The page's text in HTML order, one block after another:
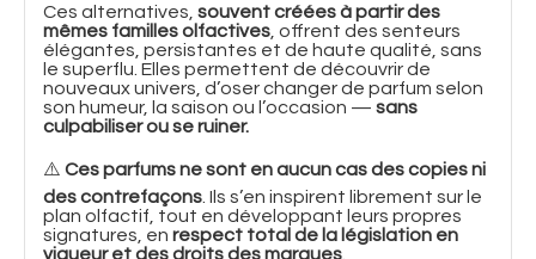
Ces alternatives, souvent créées à partir des
mêmes familles olfactives , offrent des senteurs
élégantes, persistantes et de haute qualité, sans
le superflu. Elles permettent de découvrir de
nouveaux univers, d’oser changer de parfum selon
son humeur, la saison ou l’occasion — sans
culpabiliser ou se ruiner.
⚠️ Ces parfums ne sont en aucun cas des copies ni
des contrefaçons . Ils s’en inspirent librement sur le
plan olfactif, tout en développant leurs propres
signatures, en respect total de la législation en
vigueur et des droits des marques